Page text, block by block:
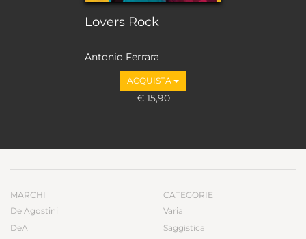
Lovers Rock
Antonio Ferrara
ACQUISTA
€ 15,90
MARCHI
De Agostini
DeA
CATEGORIE
Varia
Saggistica